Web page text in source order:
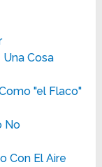
Cosa
"el Flaco"
No
Con El Aire